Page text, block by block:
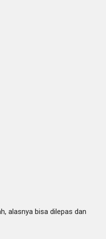
alasnya bisa dilepas dan